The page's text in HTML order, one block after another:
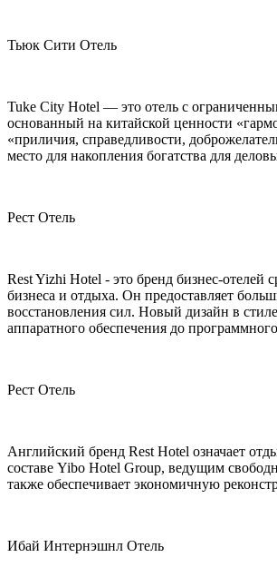
Тьюк Сити Отель
Tuke City Hotel — это отель с
основанный на китайской ценности
«приличия, справедливости,
место для накопления богатства для
Рест Отель
Rest Yizhi Hotel - это бренд бизнес-отелей
бизнеса и отдыха. Он предоставляет
восстановления сил. Новый дизайн в
аппаратного обеспечения до
Рест Отель
Английский бренд Rest Hotel означает
составе Yibo Hotel Group, ведущим
также обеспечивает экономичную
Ибай Интернэшнл Отель